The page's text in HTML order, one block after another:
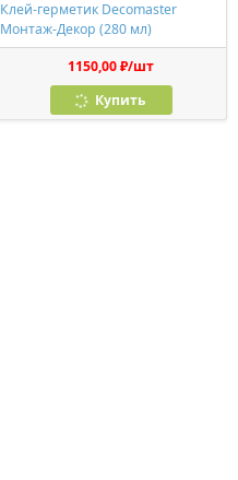
Клей-герметик Decomaster
Монтаж-Декор (280 мл)
1150,00 ₽/шт
Купить